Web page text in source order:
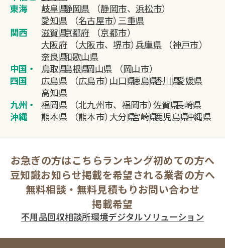
東海
岐阜県静岡県 （静岡市、 浜松市）
愛知県 （名古屋市）三重県
関西
滋賀県京都府 （京都市）
大阪府 （大阪市、堺市）兵庫県（神戸市）
奈良県和歌山県
中国・
四国
鳥取県島根県岡山県 （岡山市）
広島県 （広島市）山口県徳島県香川県愛媛県
高知県
九州・
沖縄
福岡県 （北九州市、 福岡市）佐賀県長崎県
熊本県 （熊本市）大分県宮崎県鹿児島県沖縄県
お急ぎの方はこちらランキング初めての方へ
豆知識お知らせ掲載を希望される業者の方へ
無料相談・無料見積もりお問い合わせ
掲載希望
不用品回収相談所環境デジタルソリューション